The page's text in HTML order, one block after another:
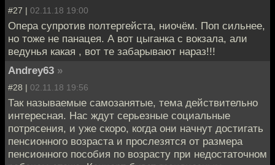
#27 | 02.11.18 19:00
Опера супротив полтергейста, ниочём. Поп сильнее,
но тоже не панацея. А вот цыганка с вокзала, али
ведунья какая , вот те забарывают нараз!!!
Andrey63 »
#28 | 02.11.18 19:56
Так называемые самозанятые, тема действительно
интересная. Нас ждут серьезные социальные
потрясения, и уже скоро, когда они начнут достигать
пенсионного возраста и прослезятся от размера
пенсионного пособия по возрасту при недостаточном